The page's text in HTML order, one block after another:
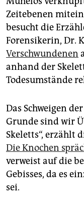
Zeitebenen
besucht die
Forensikerin, Dr.
Verschwundenen
anhand der
Todesumstände
Das Schweigen
Grunde sind wir
Skeletts“, erzählt
Die Knochen
verweist auf die
Gebisses, da es
sei.